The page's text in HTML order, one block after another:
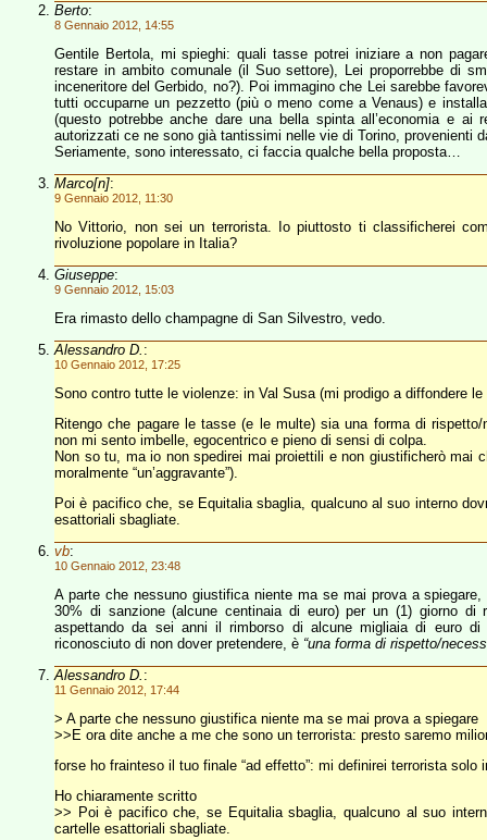
Berto:
8 Gennaio 2012, 14:55
Gentile Bertola, mi spieghi: quali tasse potrei iniziare a non
restare in ambito comunale (il Suo settore), Lei proporrebbe di
inceneritore del Gerbido, no?). Poi immagino che Lei sarebbe
tutti occuparne un pezzetto (più o meno come a Venaus) e
(questo potrebbe anche dare una bella spinta all’economia e ai
autorizzati ce ne sono già tantissimi nelle vie di Torino, provenienti
Seriamente, sono interessato, ci faccia qualche bella proposta…
Marco[n]:
9 Gennaio 2012, 11:30
No Vittorio, non sei un terrorista. Io piuttosto ti classificherei
rivoluzione popolare in Italia?
Giuseppe:
9 Gennaio 2012, 15:03
Era rimasto dello champagne di San Silvestro, vedo.
Alessandro D. :
10 Gennaio 2012, 17:25
Sono contro tutte le violenze: in Val Susa (mi prodigo a diffondere
Ritengo che pagare le tasse (e le multe) sia una forma di
non mi sento imbelle, egocentrico e pieno di sensi di colpa.
Non so tu, ma io non spedirei mai proiettili e non giustificherò
moralmente “un’aggravante”).
Poi è pacifico che, se Equitalia sbaglia, qualcuno al suo interno
esattoriali sbagliate.
vb:
10 Gennaio 2012, 23:48
A parte che nessuno giustifica niente ma se mai prova a
30% di sanzione (alcune centinaia di euro) per un (1) giorno di
aspettando da sei anni il rimborso di alcune migliaia di euro
riconosciuto di non dover pretendere, è “una forma di rispetto/
Alessandro D. :
11 Gennaio 2012, 17:44
> A parte che nessuno giustifica niente ma se mai prova a spiegare
>>E ora dite anche a me che sono un terrorista: presto saremo
forse ho frainteso il tuo finale “ad effetto”: mi definirei terrorista solo
Ho chiaramente scritto
>> Poi è pacifico che, se Equitalia sbaglia, qualcuno al suo
cartelle esattoriali sbagliate.